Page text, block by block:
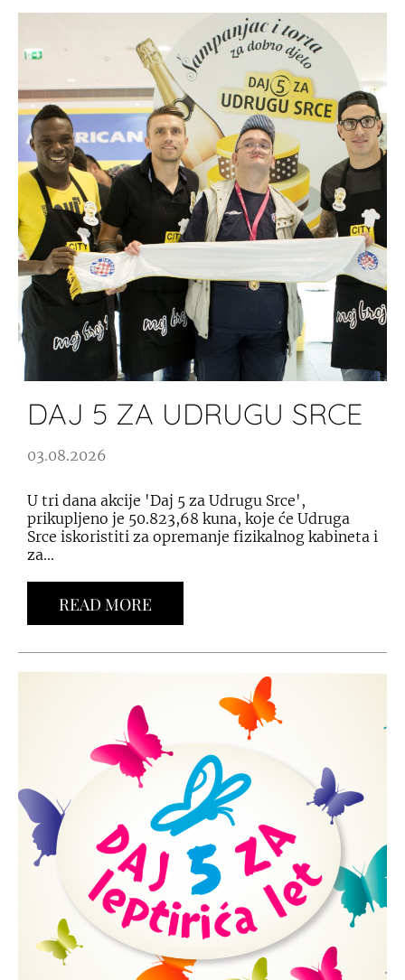
DAJ 5 ZA UDRUGU SRCE
03.08.2026
U tri dana akcije 'Daj 5 za Udrugu Srce',
prikupljeno je 50.823,68 kuna, koje će Udruga
Srce iskoristiti za opremanje fizikalnog kabineta i
za...
READ MORE